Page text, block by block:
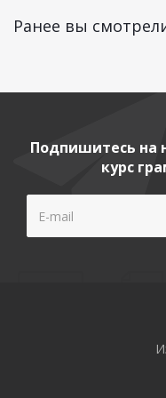
Ранее вы
Подпишитесь на
курс